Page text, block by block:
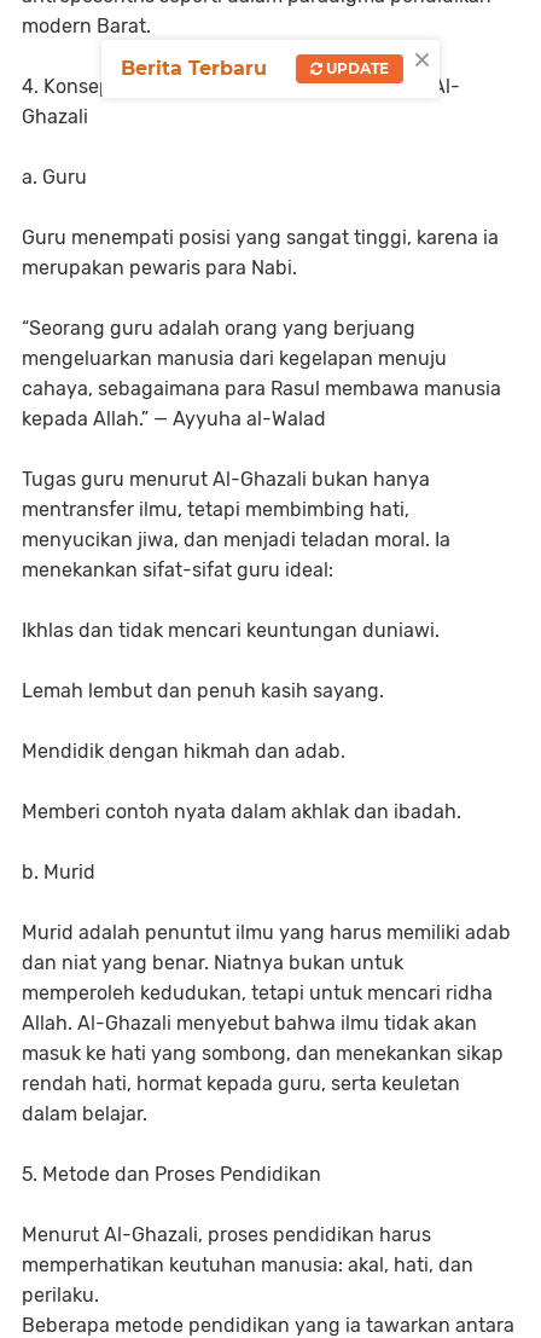
modern Barat.
4. Konsep Guru dan Murid dalam Pandangan Al-
Ghazali
a. Guru
Guru menempati posisi yang sangat tinggi, karena ia
merupakan pewaris para Nabi.
“Seorang guru adalah orang yang berjuang
mengeluarkan manusia dari kegelapan menuju
cahaya, sebagaimana para Rasul membawa manusia
kepada Allah.” — Ayyuha al-Walad
Tugas guru menurut Al-Ghazali bukan hanya
mentransfer ilmu, tetapi membimbing hati,
menyucikan jiwa, dan menjadi teladan moral. Ia
menekankan sifat-sifat guru ideal:
Ikhlas dan tidak mencari keuntungan duniawi.
Lemah lembut dan penuh kasih sayang.
Mendidik dengan hikmah dan adab.
Memberi contoh nyata dalam akhlak dan ibadah.
b. Murid
Murid adalah penuntut ilmu yang harus memiliki adab
dan niat yang benar. Niatnya bukan untuk
memperoleh kedudukan, tetapi untuk mencari ridha
Allah. Al-Ghazali menyebut bahwa ilmu tidak akan
masuk ke hati yang sombong, dan menekankan sikap
rendah hati, hormat kepada guru, serta keuletan
dalam belajar.
5. Metode dan Proses Pendidikan
Menurut Al-Ghazali, proses pendidikan harus
memperhatikan keutuhan manusia: akal, hati, dan
perilaku.
Beberapa metode pendidikan yang ia tawarkan antara
×
Berita Terbaru UPDATE